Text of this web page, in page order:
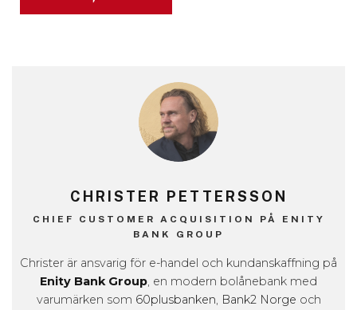
CHRISTER PETTERSSON
CHIEF CUSTOMER ACQUISITION PÅ ENITY
BANK GROUP
Christer är ansvarig för e-handel och kundanskaffning på
Enity Bank Group, en modern bolånebank med
varumärken som 60plusbanken, Bank2 Norge och